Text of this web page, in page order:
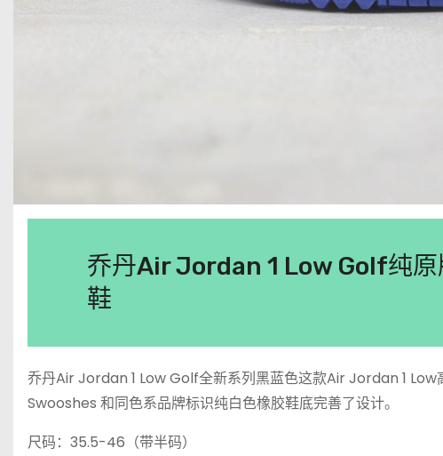
乔丹Air Jordan 1 Low Golf纯
鞋
乔丹Air Jordan 1 Low Golf全新系列黑蓝色这款Air Jordan 1
Swooshes 和同色系品牌标识纯白色橡胶鞋底完善了设计。
尺码：35.5-46（带半码）